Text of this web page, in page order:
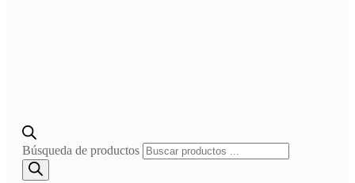
Búsqueda de productos